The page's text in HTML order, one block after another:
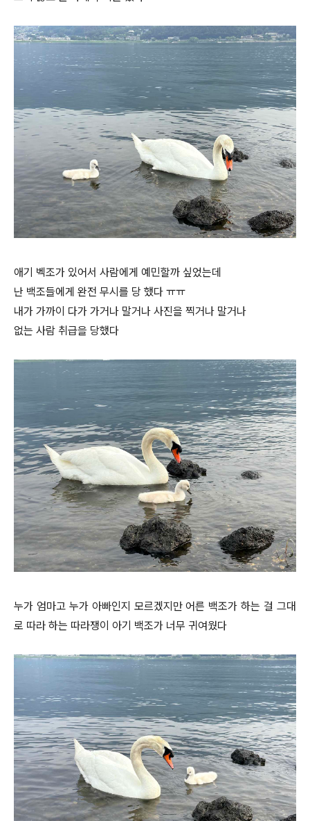
애기 벡조가 있어서 사람에게 예민할까 싶었는데
난 백조들에게 완전 무시를 당 했다 ㅠㅠ
내가 가까이 다가 가거나 말거나 사진을 찍거나 말거나
없는 사람 취급을 당했다
누가 엄마고 누가 아빠인지 모르겠지만 어른 백조가 하는 걸 그대
로 따라 하는 따라쟁이 아기 백조가 너무 귀여웠다